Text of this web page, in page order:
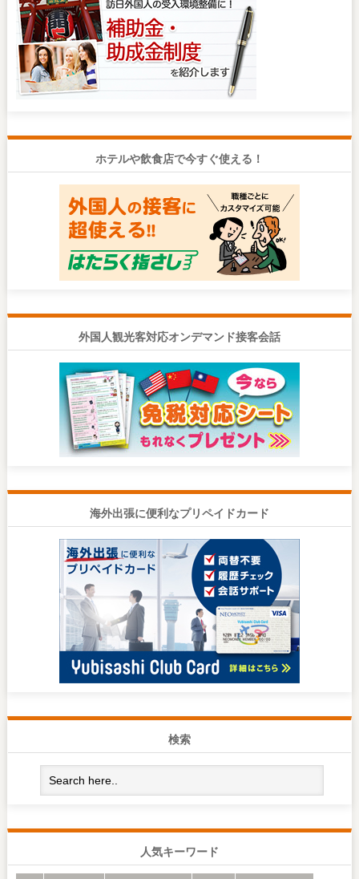
ホテルや飲食店で今すぐ使える！
外国人観光客対応オンデマンド接客会話
海外出張に便利なプリペイドカード
検索
人気キーワード